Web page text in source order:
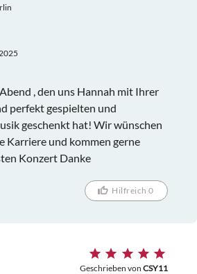
, den uns Hannah mit Ihrer
perfekt gespielten und
geschenkt hat! Wir wünschen
Karriere und kommen gerne
Konzert Danke
Hilfreich 0
Geschrieben von CSY11